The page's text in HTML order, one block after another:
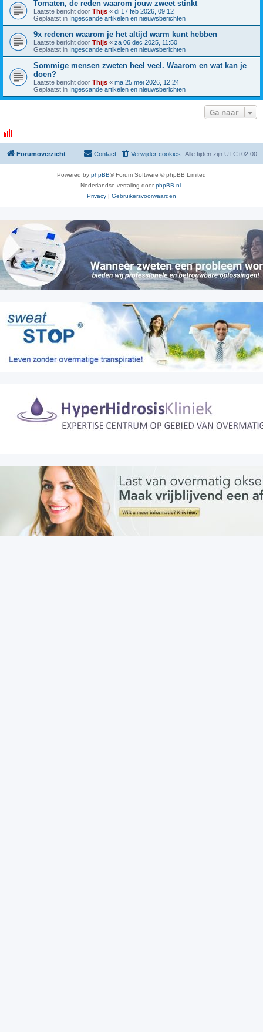
Tomaten, de reden waarom jouw zweet stinkt
Laatste bericht door Thijs « di 17 feb 2026, 09:12
Geplaatst in Ingescande artikelen en nieuwsberichten
9x redenen waarom je het altijd warm kunt hebben
Laatste bericht door Thijs « za 06 dec 2025, 11:50
Geplaatst in Ingescande artikelen en nieuwsberichten
Sommige mensen zweten heel veel. Waarom en wat kan je
doen?
Laatste bericht door Thijs « ma 25 mei 2026, 12:24
Geplaatst in Ingescande artikelen en nieuwsberichten
Ga naar
Forumoverzicht Alle tijden zijn UTC+02:00
Verwijder cookies
Contact
Powered by phpBB® Forum Software © phpBB Limited
Nederlandse vertaling doorphpBB.nl
Privacy | Gebruikersvoorwaarden